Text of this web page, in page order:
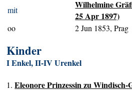
mit
Wilhelmine
25 Apr 1897)
oo 2 Jun 1853, Prag
Kinder
I Enkel, II-IV Urenkel
1.Eleonore Prinzessin zu Windisch-